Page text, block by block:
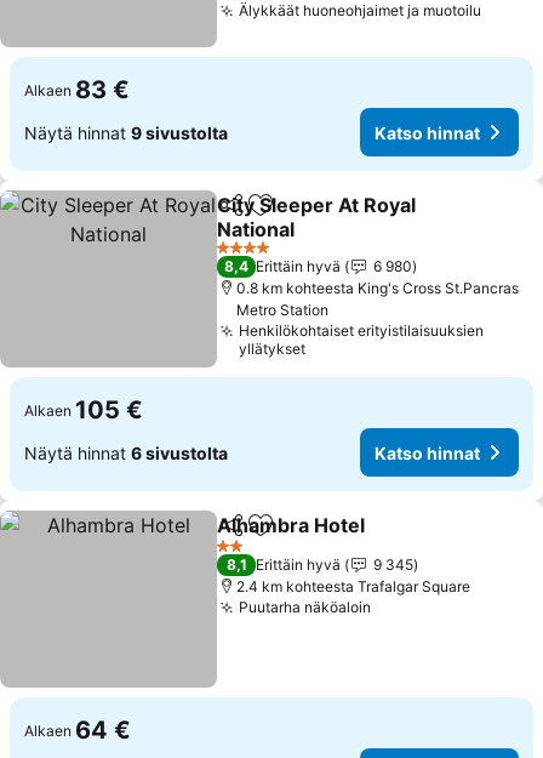
Älykkäät huoneohjaimet ja muotoilu
Alkaen 83 €
Näytä hinnat 9 sivustolta Katso hinnat
Jaa Lisää suosikkeihin
City Sleeper At Royal
National
4 Tähtiluokitus
8,4 Erittäin hyvä
6 980
0.8 km kohteesta King's Cross St.Pancras
Metro Station
Henkilökohtaiset erityistilaisuuksien
yllätykset
Alkaen 105 €
Näytä hinnat 6 sivustolta Katso hinnat
Jaa Lisää suosikkeihin
Alhambra Hotel
2 Tähtiluokitus
8,1 Erittäin hyvä
9 345
2.4 km kohteesta Trafalgar Square
Puutarha näköaloin
Alkaen 64 €